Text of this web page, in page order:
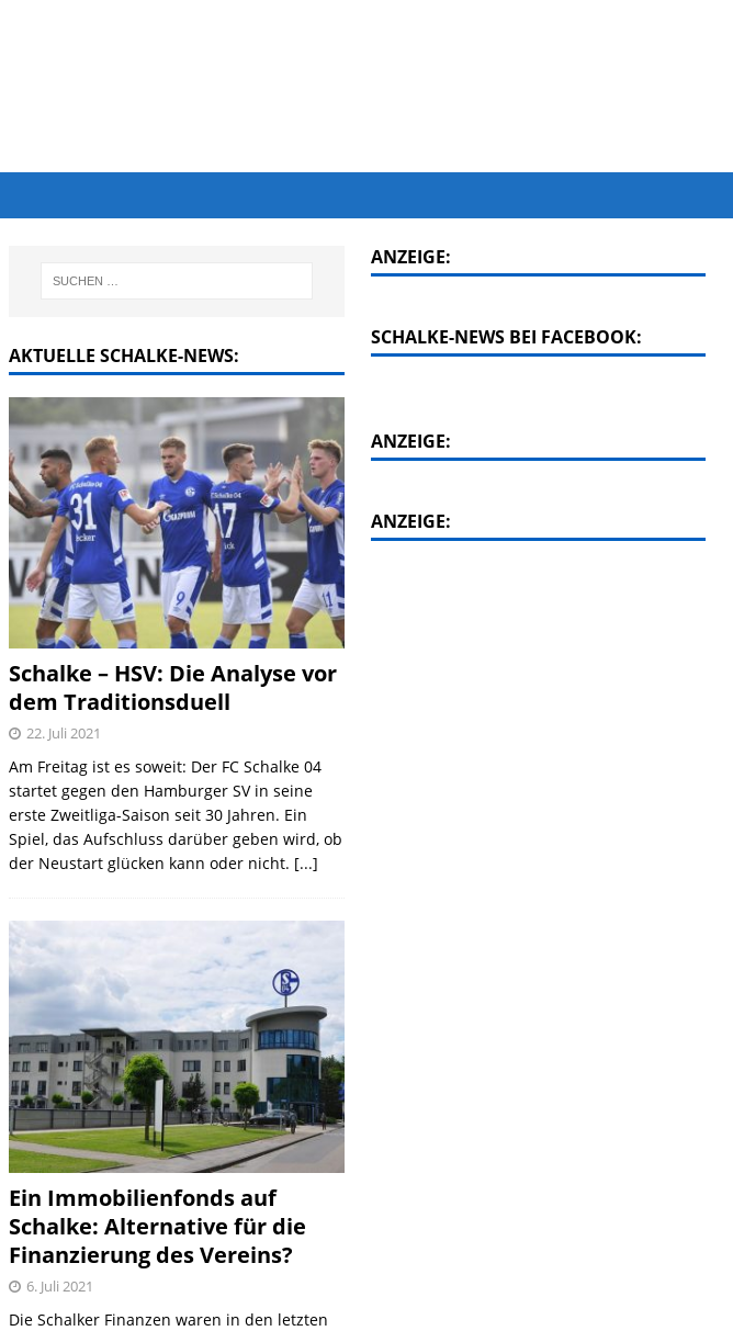
AKTUELLE SCHALKE-NEWS:
Schalke – HSV: Die Analyse vor
dem Traditionsduell
22. Juli 2021
Am Freitag ist es soweit: Der FC Schalke 04
startet gegen den Hamburger SV in seine
erste Zweitliga-Saison seit 30 Jahren. Ein
Spiel, das Aufschluss darüber geben wird, ob
der Neustart glücken kann oder nicht. [...]
Ein Immobilienfonds auf
Schalke: Alternative für die
Finanzierung des Vereins?
6. Juli 2021
Die Schalker Finanzen waren in den letzten
ANZEIGE:
SCHALKE-NEWS BEI FACEBOOK:
ANZEIGE:
ANZEIGE: